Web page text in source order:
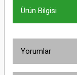
Ürün Bilgisi
Yorumlar